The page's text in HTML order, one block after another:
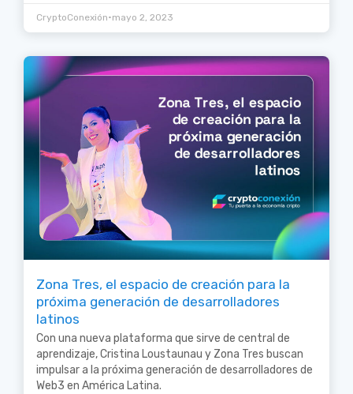
CryptoConexión•mayo 2, 2023
Zona Tres, el espacio de creación para la
próxima generación de desarrolladores
latinos
Con una nueva plataforma que sirve de central de
aprendizaje, Cristina Loustaunau y Zona Tres buscan
impulsar a la próxima generación de desarrolladores de
Web3 en América Latina.